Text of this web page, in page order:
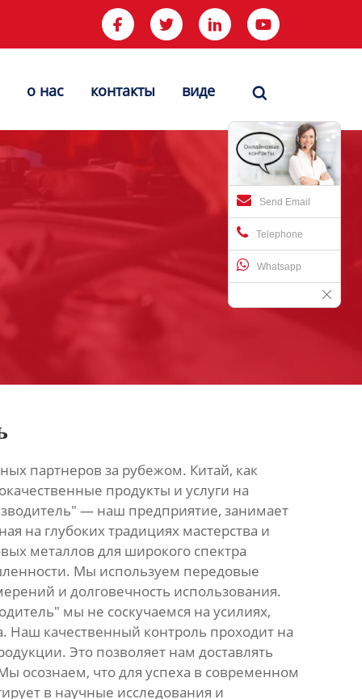
   
о нас контакты виде 
Send Email
Telephone
Whatsapp
партнеров за рубежом. Китай, как
продукты и услуги на
— наш предприятие, занимает
на глубоких традициях мастерства и
металлов для широкого спектра
Мы используем передовые
и долговечность использования.
мы не соскучаемся на усилиях,
Наш качественный контроль проходит на
Это позволяет нам доставлять
осознаем, что для успеха в современном
в научные исследования и